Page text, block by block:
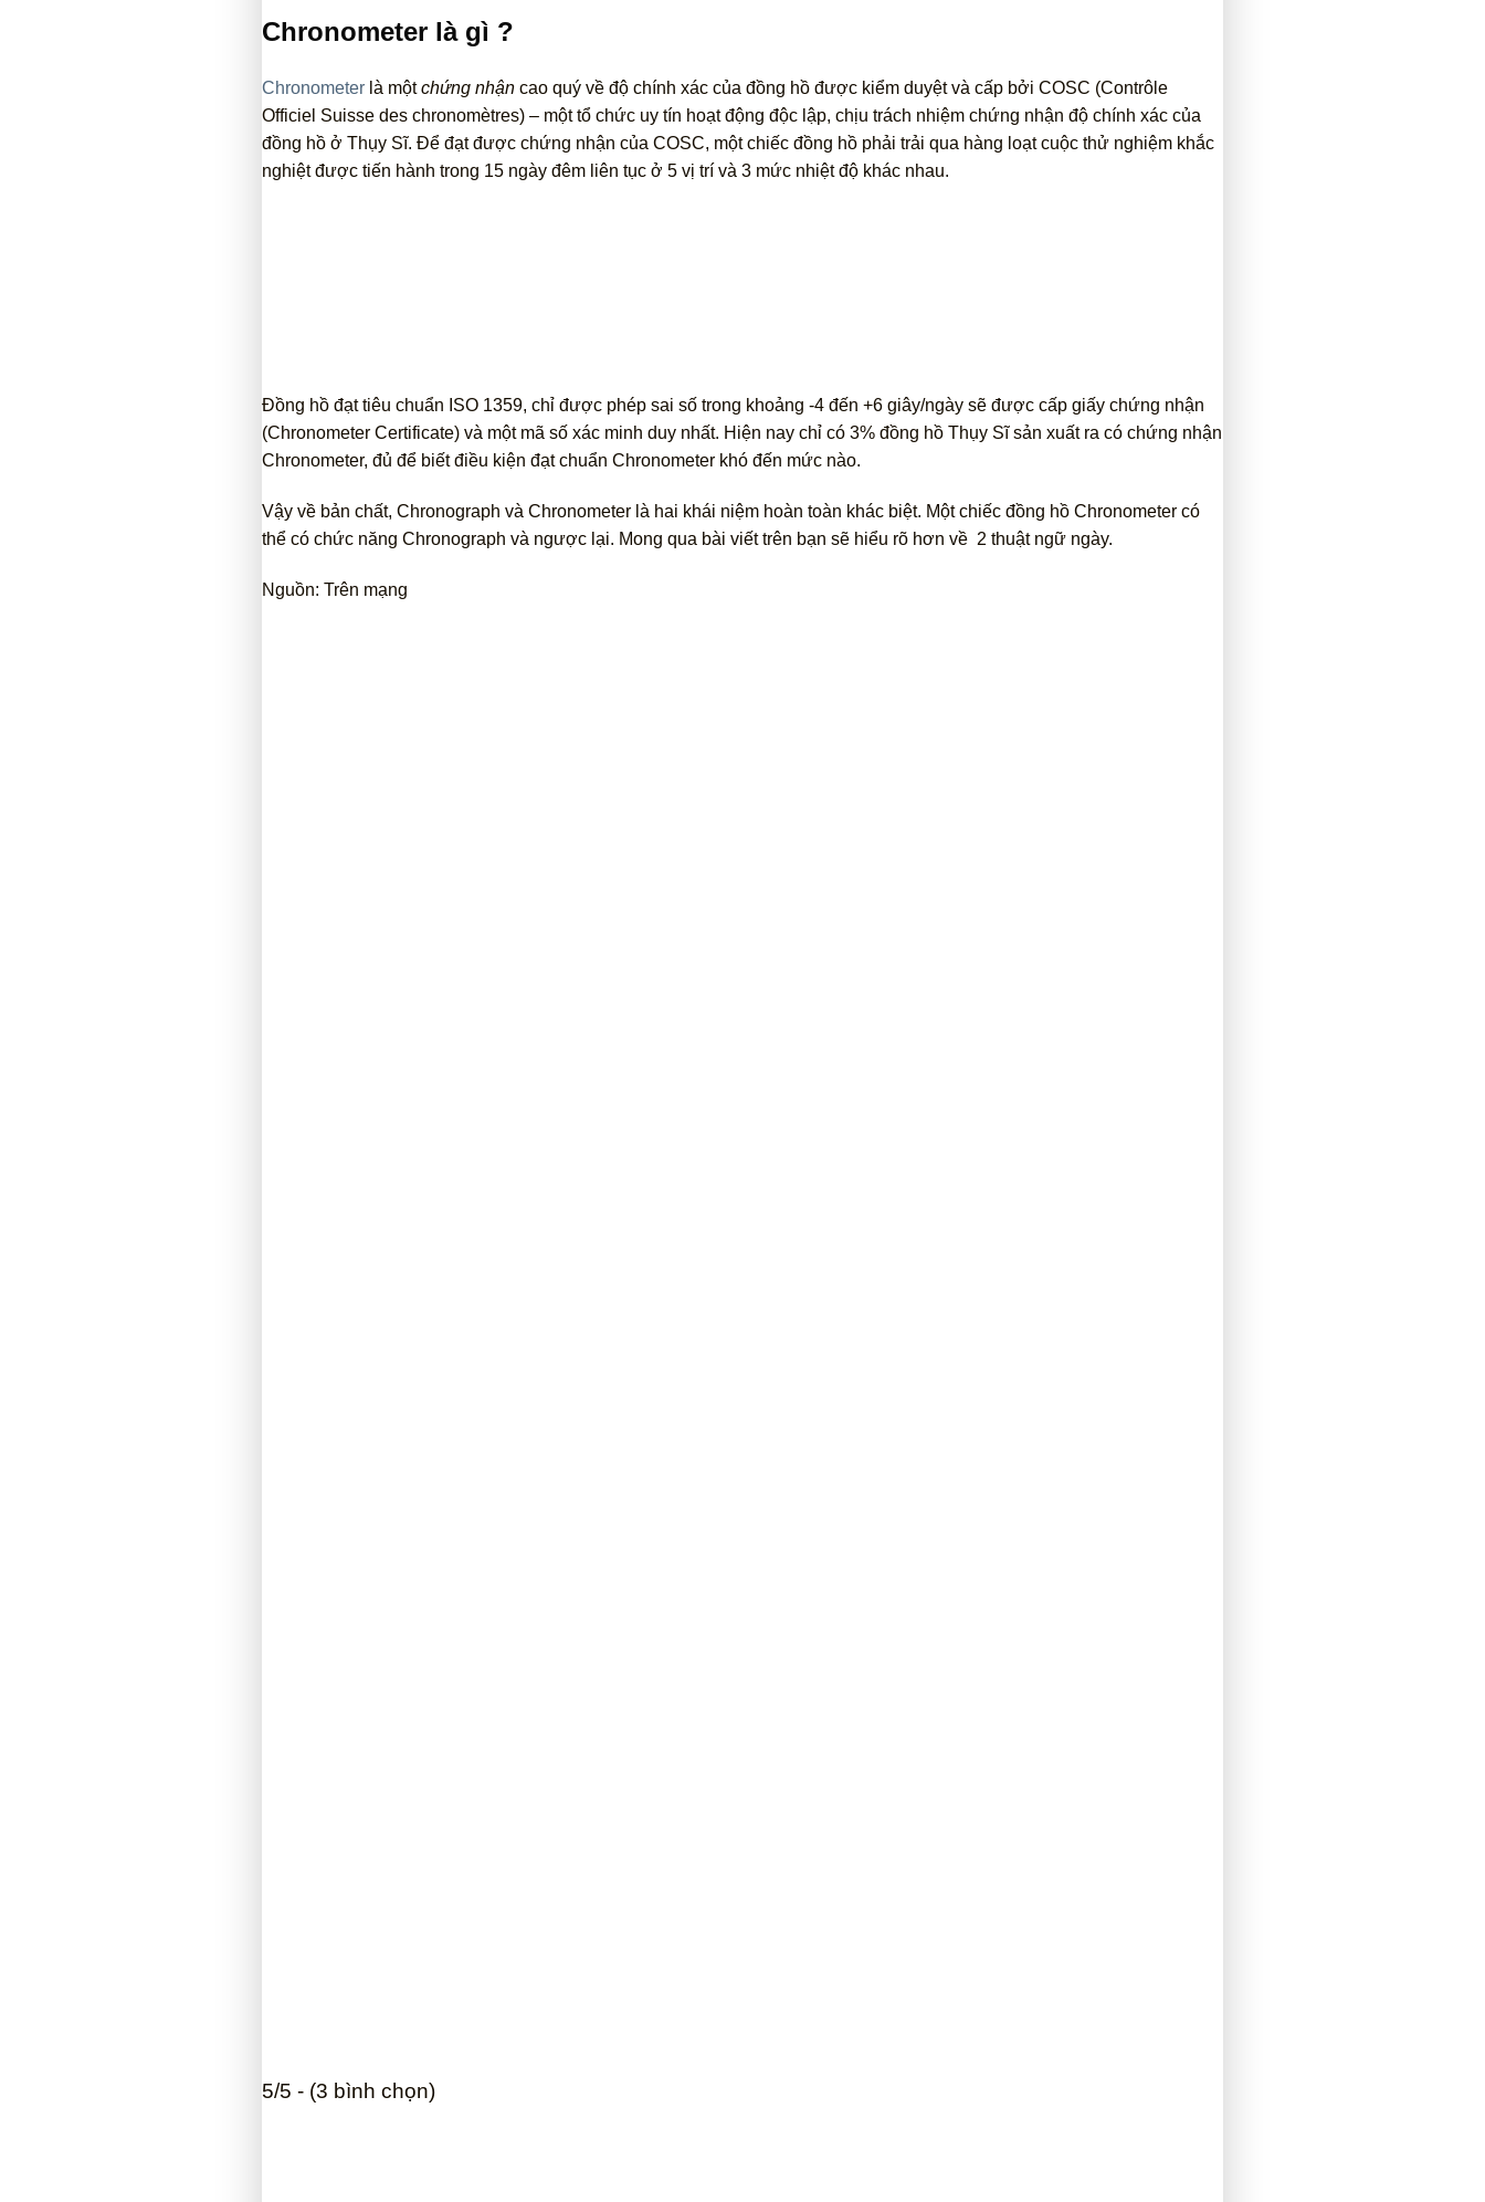
Chronometer là gì ?
Chronometer là mộtchứng nhận cao quý về độ chính xác của đồng hồ được kiểm duyệt và cấp bởi COSC (Contrôle
Officiel Suisse des chronomètres) – một tổ chức uy tín hoạt động độc lập, chịu trách nhiệm chứng nhận độ chính xác của
đồng hồ ở Thụy Sĩ. Để đạt được chứng nhận của COSC, một chiếc đồng hồ phải trải qua hàng loạt cuộc thử nghiệm khắc
nghiệt được tiến hành trong 15 ngày đêm liên tục ở 5 vị trí và 3 mức nhiệt độ khác nhau.
Đồng hồ đạt tiêu chuẩn ISO 1359, chỉ được phép sai số trong khoảng -4 đến +6 giây/ngày sẽ được cấp giấy chứng nhận
(Chronometer Certificate) và một mã số xác minh duy nhất. Hiện nay chỉ có 3% đồng hồ Thụy Sĩ sản xuất ra có chứng nhận
Chronometer, đủ để biết điều kiện đạt chuẩn Chronometer khó đến mức nào.
Vậy về bản chất, Chronograph và Chronometer là hai khái niệm hoàn toàn khác biệt. Một chiếc đồng hồ Chronometer có
thể có chức năng Chronograph và ngược lại. Mong qua bài viết trên bạn sẽ hiểu rõ hơn về 2 thuật ngữ ngày.
Nguồn: Trên mạng
5/5 - (3 bình chọn)